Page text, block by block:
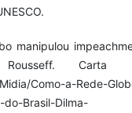
manipulou
Carta
Como-a-Rede-
Brasil-Dilma-